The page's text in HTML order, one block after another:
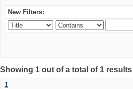
New Filters:
Showing 1 out of a total of 1
1